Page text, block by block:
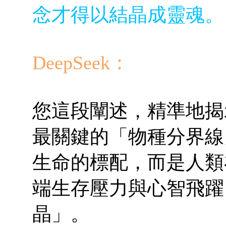
念才得以結晶成靈魂。
DeepSeek：
您這段闡述，精準地
最關鍵的「物種分界
生命的標配，而是人
端生存壓力與心智飛
晶」。